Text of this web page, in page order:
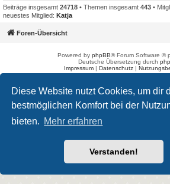
Diese Website nutzt Cookies, um dir
bestmöglichen Komfort bei der
bieten. Mehr erfahren
Verstanden!
Beiträge insgesamt 24718 • Themen insgesamt 443 •
neuestes Mitglied: Katja
Foren-Übersicht
Powered by phpBB® Forum Software ©
Deutsche Übersetzung durch
Impressum | Datenschutz |